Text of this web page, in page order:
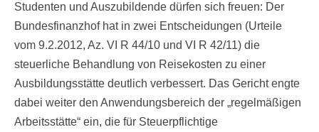
Studenten und Auszubildende dürfen sich freuen: Der
Bundesfinanzhof hat in zwei Entscheidungen (Urteile
vom 9.2.2012, Az. VI R 44/10 und VI R 42/11) die
steuerliche Behandlung von Reisekosten zu einer
Ausbildungsstätte deutlich verbessert. Das Gericht engte
dabei weiter den Anwendungsbereich der „regelmäßigen
Arbeitsstätte“ ein, die für Steuerpflichtige